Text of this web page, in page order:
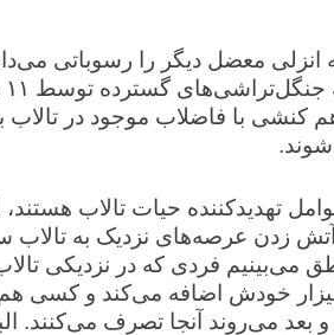
معضل دیگر را رسوباتی
کنشی با فاضلاب موجود در تالاب
تهدید‌کننده حیات تالاب هستند،
آتش زدن عرصه‌های نزدیک به تالاب
می‌بینیم فردی که در نزدیکی
خودش اضافه می‌کند و کسی
بعد می‌روند آنجا تصرف می‌کنند.